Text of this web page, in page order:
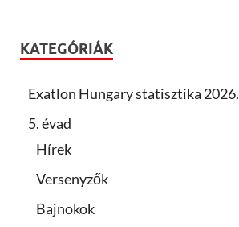
KATEGÓRIÁK
Exatlon Hungary statisztika 2026.
5. évad
Hírek
Versenyzők
Bajnokok